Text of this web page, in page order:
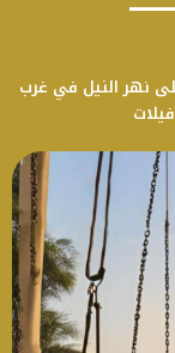
نهر النيل في غرب